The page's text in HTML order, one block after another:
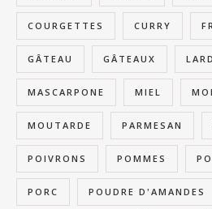
COURGETTES CURRY
GÂTEAU GÂTEAUX
MASCARPONE MIEL
MOUTARDE PARMESAN
POIVRONS POMMES
PORC POUDRE D'AMANDES